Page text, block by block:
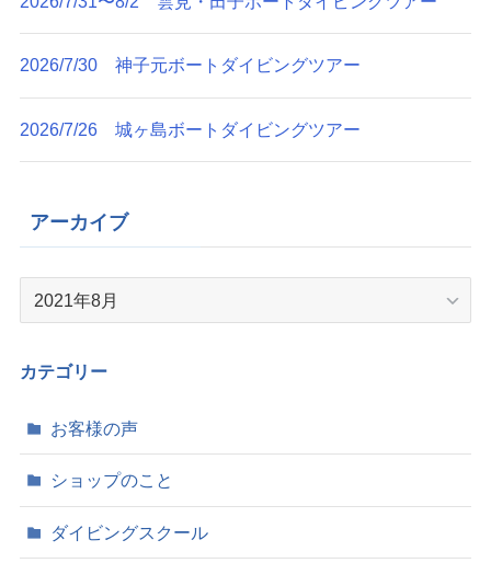
2026/7/30 神子元ボートダイビングツアー
2026/7/26 城ヶ島ボートダイビングツアー
アーカイブ
イ
カテゴリー
お客様の声
ショップのこと
ダイビングスクール